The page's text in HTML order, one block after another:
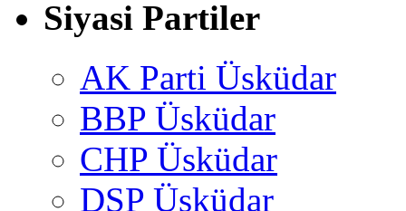
Siyasi Partiler
AK Parti Üsküdar
BBP Üsküdar
CHP Üsküdar
DSP Üsküdar